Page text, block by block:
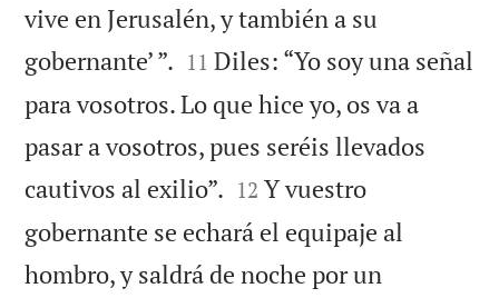
vive en Jerusalén, y también a su
gobernante’ ”. 

11 Diles: “Yo soy una señal
para vosotros. Lo que hice yo, os va a
pasar a vosotros, pues seréis llevados
cautivos al exilio”. 

12 Y vuestro
gobernante se echará el equipaje al
hombro, y saldrá de noche por un